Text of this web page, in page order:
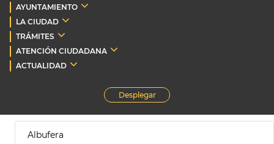
AYUNTAMIENTO
LA CIUDAD
TRÁMITES
ATENCIÓN CIUDADANA
ACTUALIDAD
Desplegar
Albufera